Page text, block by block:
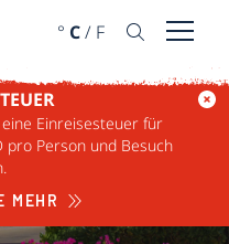
° C/ F Menü
Einreisesteuer für
pro Person und Besuch
MEHR
BY